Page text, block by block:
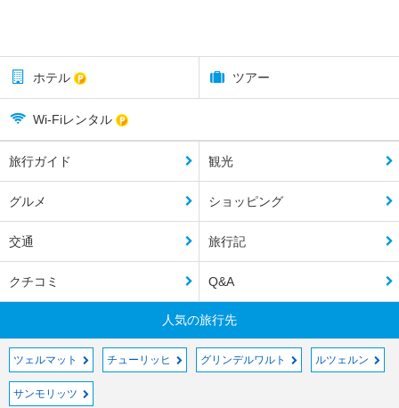
ホテル ツアー
Wi-Fiレンタル
旅行ガイド 観光
グルメ ショッピング
交通 旅行記
クチコミ Q&A
人気の旅行先
ツェルマット チューリッヒ グリンデルワルト ルツェルン
サンモリッツ